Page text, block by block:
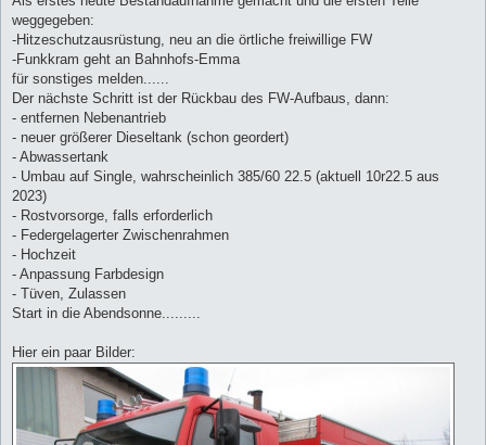
weggegeben:
-Hitzeschutzausrüstung, neu an die örtliche freiwillige FW
-Funkkram geht an Bahnhofs-Emma
für sonstiges melden......
Der nächste Schritt ist der Rückbau des FW-Aufbaus, dann:
- entfernen Nebenantrieb
- neuer größerer Dieseltank (schon geordert)
- Abwassertank
- Umbau auf Single, wahrscheinlich 385/60 22.5 (aktuell 10r22.5 aus
2023)
- Rostvorsorge, falls erforderlich
- Federgelagerter Zwischenrahmen
- Hochzeit
- Anpassung Farbdesign
- Tüven, Zulassen
Start in die Abendsonne.........
Hier ein paar Bilder: